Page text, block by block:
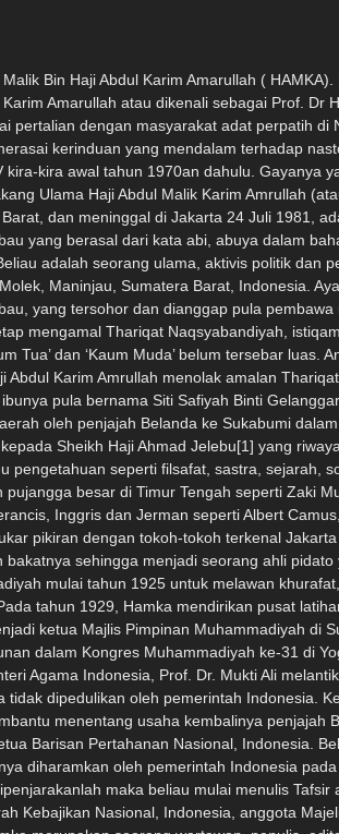
mendalam terhadap nastolgia lampau. Penyusun sendiri tanpa sedar boleh menitiskan airmata apabila tokoh ‘idola’ ini tersedu dalam ceramah dakwahnya di kaca TV kira-kira awal tahun 1970an dahulu. Gayanya yang tersendiri dalam berdakwah amat memukau sekali bagai magnet yang boleh menyentuh hati setiap insan yang mendengar. Latar Belakang Ulama Haji Abdul Malik Karim Amrullah (atau lebih dikenal dengan julukan HAMKA, yakni singkatan namanya), lahir tahun 1908, di desa kampung Molek, Maninjau, Sumatera Barat, dan meninggal di Jakarta 24 Juli 1981, adalah sastrawan Indonesia, sekaligus ulama, dan aktivis politik. Belakangan ia diberikan sebutan Buya, yaitu panggilan buat orang Minangkabau yang berasal dari kata abi, abuya dalam bahasa Arab, yang berarti ayahku, atau seseorang yang dihormati. HAMKA (1908-1981), adalah lebih terkenal daripada nama sebenar. Beliau adalah seorang ulama, aktivis politik dan penulis Indonesia yang amat terkenal di alam Nusantara. Beliau lahir pada 14 Muharram 1326H bersamaan 17 Februari 1908 di kampung Molek, Maninjau, Sumatera Barat, Indonesia. Ayahnya ialah Syeikh Abdul Karim bin Amrullah atau dikenali sebagai Haji Rasul, seorang pelopor Gerakan Islah (tajdid) di Minangkabau, yang tersohor dan dianggap pula pembawa reformasi Islam ( kaum muda). Menariknya pula, datuk beliau adalah ulama tarekat yang bersuluk terkenal. Tuan Kisa-i ( datuk Hamka) tetap mengamal Thariqat Naqsyabandiyah, istiqamah mengikut Mazhab Syafie. Pemahaman Islam Tuan Kisa-i sama dengan pegangan ‘Kaum Tua’, tetapi pada zaman beliau istilah ‘Kaum Tua’ dan ‘Kaum Muda’ belum tersebar luas. Anak beliau, Syeikh Haji Abdul Karim Amrullah, adalah seorang pelopor dan termasuk tokoh besar dalam perjuangan ‘Kaum Muda’. Syeikh Haji Abdul Karim Amrullah menolak amalan Thariqat Naqsyabandiyah, sekali gus menolak ikatan ‘taqlid’, tetapi lebih cenderung kepada pemikiran Syeikh Muhammad Abduh. Manakala ibunya pula bernama Siti Safiyah Binti Gelanggar yang bergelar Bagindo nan Batuah. sekembalinya dari Makkah pada tahun 1906. Menurut sejarahnya, bapa beliau pernah dibuang daerah oleh penjajah Belanda ke Sukabumi dalam tahun 1941 lantaran fatwa beliau yang dianggap membahayakan penjajah dan keselamatan umum. Haji Abdul Karim adalah tuan guru kepada Sheikh Haji Ahmad Jelebu[1] yang riwayat hidupnya turut disajikan dalam koleksi ini. Beliau meninggal dunia pada 21 Jun 1945. Hamka mendapat didikan dalam berbagai bidang ilmu pengetahuan seperti filsafat, sastra,